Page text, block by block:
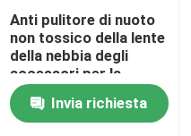
Anti pulitore di nuoto
non tossico della lente
della nebbia degli
accessori per la
maschera
d'immersione
Invia richiesta